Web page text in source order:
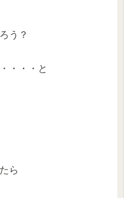
う？
・・・と
ら